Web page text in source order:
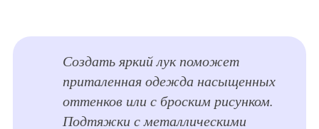
Создать яркий лук поможет
приталенная одежда насыщенных
оттенков или с броским рисунком.
Подтяжки с металлическими